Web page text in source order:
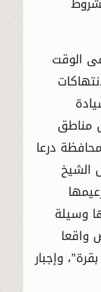
الوقت
مناطق
درعا
الشيخ
وسيلة
واقعا
جديدا ببعض المناطق عبر زرع " ١٥٠ بقرة"، وإجبار